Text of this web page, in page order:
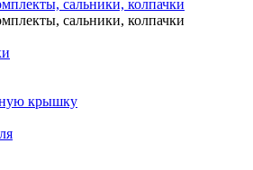
сальники, колпачки
сальники, колпачки
крышку